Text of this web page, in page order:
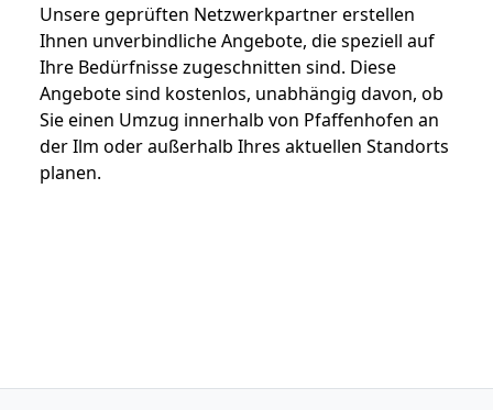
Unsere geprüften Netzwerkpartner erstellen
Ihnen unverbindliche Angebote, die speziell auf
Ihre Bedürfnisse zugeschnitten sind. Diese
Angebote sind kostenlos, unabhängig davon, ob
Sie einen Umzug innerhalb von Pfaffenhofen an
der Ilm oder außerhalb Ihres aktuellen Standorts
planen.